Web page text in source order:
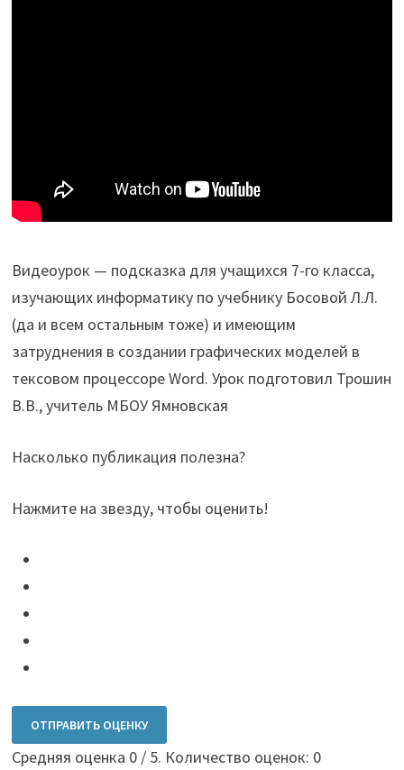
Видеоурок — подсказка для учащихся 7-го класса,
изучающих информатику по учебнику Босовой Л.Л.
(да и всем остальным тоже) и имеющим
затруднения в создании графических моделей в
тексовом процессоре Word. Урок подготовил Трошин
В.В., учитель МБОУ Ямновская
Насколько публикация полезна?
Нажмите на звезду, чтобы оценить!
ОТПРАВИТЬ ОЦЕНКУ
Средняя оценка 0/ 5. Количество оценок: 0